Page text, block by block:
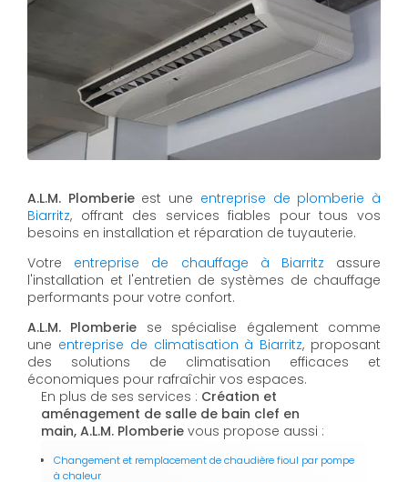
A.L.M. Plomberieest une entreprise de plomberie à
Biarritz, offrant des services fiables pour tous vos
besoins en installation et réparation de tuyauterie.
Votre entreprise de chauffage à Biarritz assure
l'installation et l'entretien de systèmes de chauffage
performants pour votre confort.
A.L.M. Plomberie se spécialise également comme
une entreprise de climatisation à Biarritz, proposant
des solutions de climatisation efficaces et
économiques pour rafraîchir vos espaces.
En plus de ses services : Création et
aménagement de salle de bain clef en
main, A.L.M. Plomberie vous propose aussi :
Changement et remplacement de chaudière fioul par pompe
à chaleur